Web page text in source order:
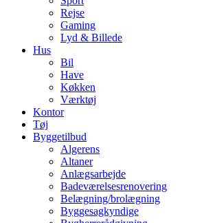
Rejse
Gaming
Lyd & Billede
Hus
Bil
Have
Køkken
Værktøj
Kontor
Tøj
Byggetilbud
Algerens
Altaner
Anlægsarbejde
Badeværelsesrenovering
Belægning/brolægning
Byggesagkyndige